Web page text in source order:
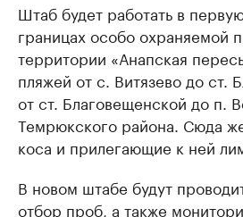
Штаб будет работать в
границах особо охраняемой
территории «Анапская
пляжей от с. Витязево до ст.
от ст. Благовещенской до п.
Темрюкского района. Сюда
коса и прилегающие к ней
В новом штабе будут
отбор проб, а также